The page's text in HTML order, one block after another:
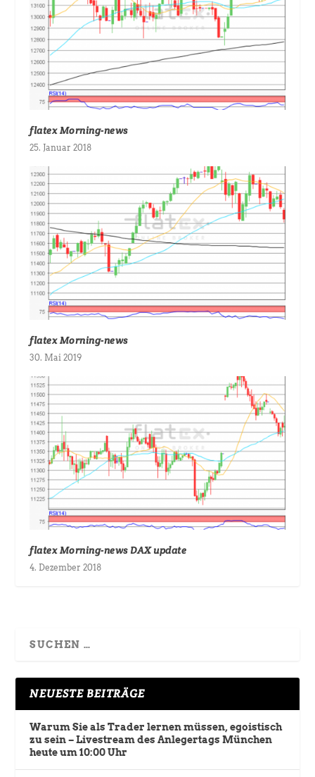
flatex Morning-news
25. Januar 2018
flatex Morning-news
30. Mai 2019
flatex Morning-news DAX update
4. Dezember 2018
NEUESTE BEITRÄGE
Warum Sie als Trader lernen müssen, egoistisch
zu sein – Livestream des Anlegertags München
heute um 10:00 Uhr